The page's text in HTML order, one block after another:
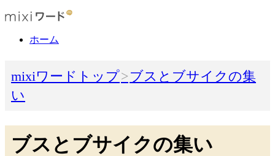
ホーム
mixiワードトップ
ブスとブサイクの集
い
ブスとブサイクの集い